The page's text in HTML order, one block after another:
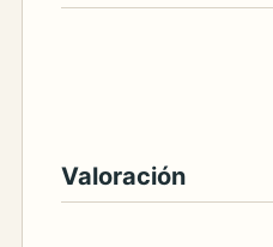
Valoración